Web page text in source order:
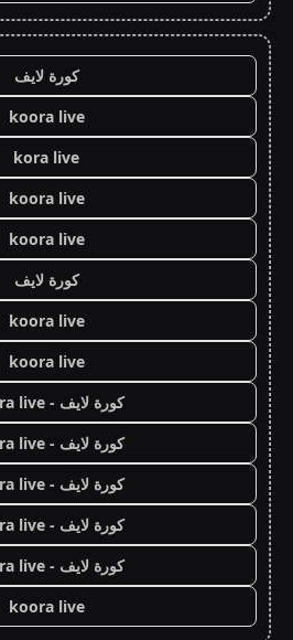
كورة لايف
koora live
kora live
koora live
koora live
كورة لايف
koora live
koora live
كورة لايف - koora live
كورة لايف - koora live
كورة لايف - koora live
كورة لايف - koora live
كورة لايف - koora live
koora live